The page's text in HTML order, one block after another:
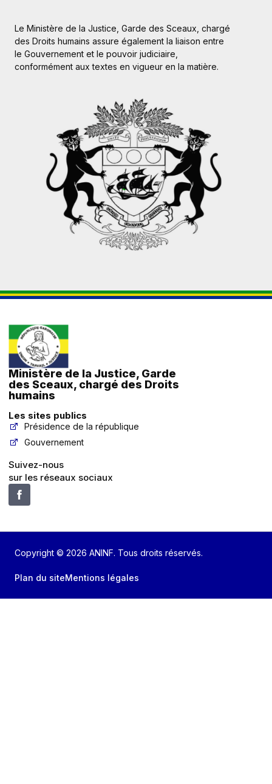
Le Ministère de la Justice, Garde des Sceaux, chargé
des Droits humains assure également la liaison entre
le Gouvernement et le pouvoir judiciaire,
conformément aux textes en vigueur en la matière.
Ministère de la Justice, Garde
des Sceaux, chargé des Droits
humains
Les sites publics
Présidence de la république
Gouvernement
Suivez-nous
sur les réseaux sociaux
Copyright © 2026 ANINF. Tous droits réservés.
Plan du siteMentions légales